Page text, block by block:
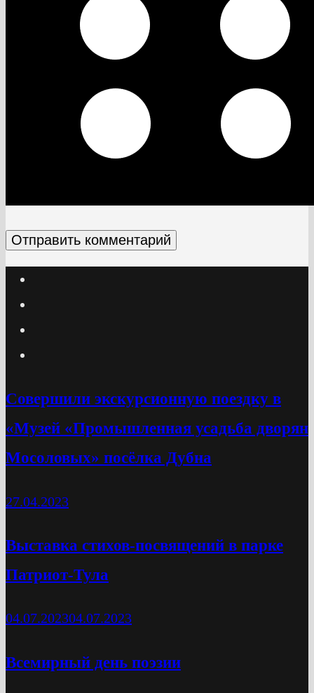
Cовершили экскурсионную поездку в
«Музей «Промышленная усадьба дворян
Мосоловых» посёлка Дубна
27.04.2023
Выставка стихов-посвящений в парке
Патриот-Тула
04.07.202304.07.2023
Всемирный день поэзии